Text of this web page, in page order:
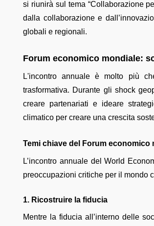
si riunirà sul tema “Collaborazione
dalla collaborazione e
globali e regionali.
Forum economico mondiale:
L'incontro annuale è molto più
trasformativa. Durante gli shock
creare partenariati e ideare
climatico per creare una crescita
Temi chiave del Forum
L’incontro annuale del World
preoccupazioni critiche per il mondo
1. Ricostruire la fiducia
Mentre la fiducia all’interno delle